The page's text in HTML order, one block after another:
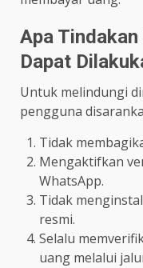
Apa
Dapat
Untuk melindungi
pengguna
Tidak
Mengaktifkan
WhatsApp.
Tidak
resmi.
Selalu
uang melalui